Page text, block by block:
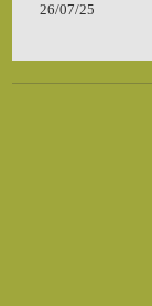
on
en
a.
on
26/07/25